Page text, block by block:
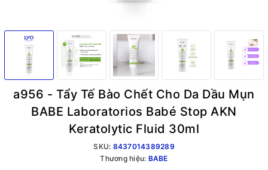
a956 - Tẩy Tế Bào Chết Cho Da Dầu Mụn
BABE Laboratorios Babé Stop AKN
Keratolytic Fluid 30ml
SKU: 8437014389289
Thương hiệu: BABE